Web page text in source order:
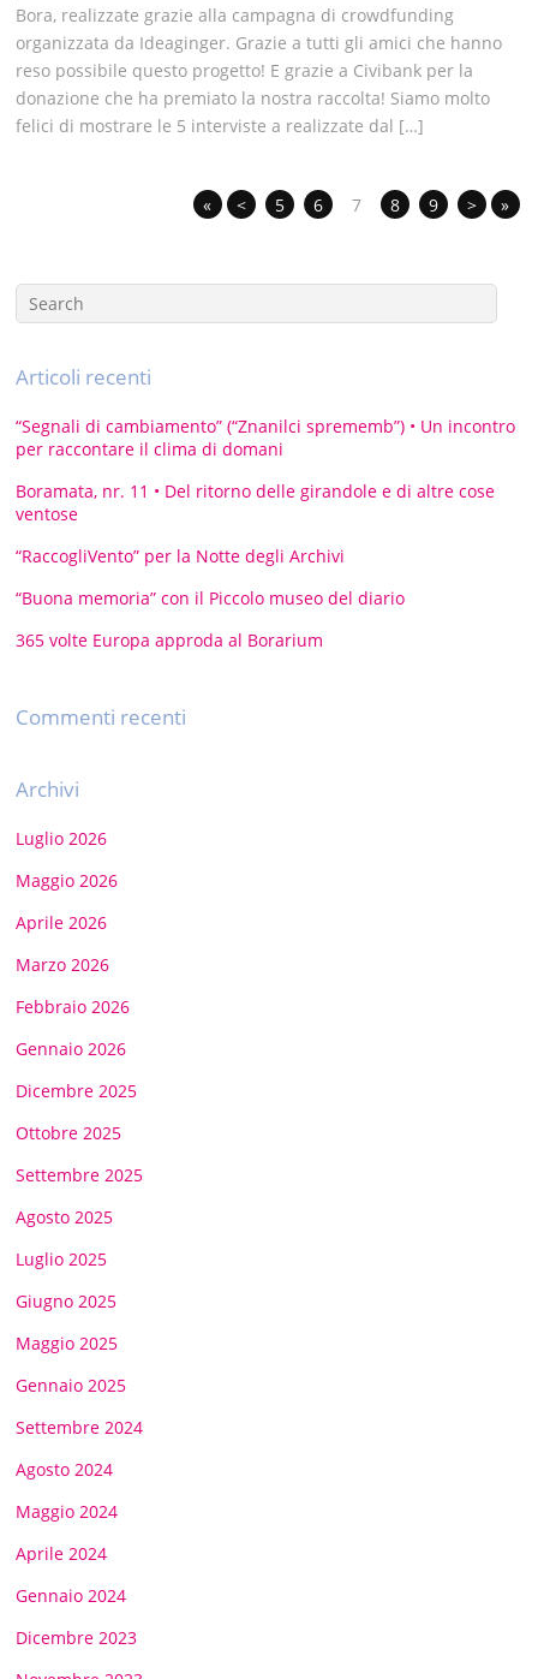
Bora, realizzate grazie alla campagna di crowdfunding
organizzata da Ideaginger. Grazie a tutti gli amici che hanno
reso possibile questo progetto! E grazie a Civibank per la
donazione che ha premiato la nostra raccolta! Siamo molto
felici di mostrare le 5 interviste a realizzate dal […]
« < 5 6 7 8 9 > »
Articoli recenti
“Segnali di cambiamento” (“Znanilci sprememb”) • Un incontro
per raccontare il clima di domani
Boramata, nr. 11 • Del ritorno delle girandole e di altre cose
ventose
“RaccogliVento” per la Notte degli Archivi
“Buona memoria” con il Piccolo museo del diario
365 volte Europa approda al Borarium
Commenti recenti
Archivi
Luglio 2026
Maggio 2026
Aprile 2026
Marzo 2026
Febbraio 2026
Gennaio 2026
Dicembre 2025
Ottobre 2025
Settembre 2025
Agosto 2025
Luglio 2025
Giugno 2025
Maggio 2025
Gennaio 2025
Settembre 2024
Agosto 2024
Maggio 2024
Aprile 2024
Gennaio 2024
Dicembre 2023